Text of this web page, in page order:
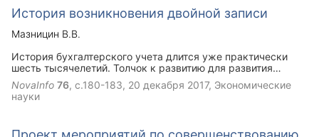
История возникновения двойной записи
Мазницин В.В.
История бухгалтерского учета длится уже практически
шесть тысячелетий. Толчок к развитию для развития
бухгалтерского учета произошел благодаря самой
хозяйственной деятельности человека. По имеющимся на
сегодняшний день учетным документам прослеживается,
NovaInfo 76, с.180-183, 20 декабря 2017, Экономические
науки